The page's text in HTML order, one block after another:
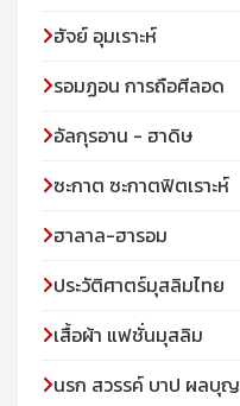
ฮัจย์ อุมเราะห์
รอมฏอน การถือศีลอด
อัลกุรอาน - ฮาดิษ
ซะกาต ซะกาตฟิตเราะห์
ฮาลาล-ฮารอม
ประวัติศาตร์มุสลิมไทย
เสื้อผ้า แฟชั่นมุสลิม
นรก สวรรค์ บาป ผลบุญ